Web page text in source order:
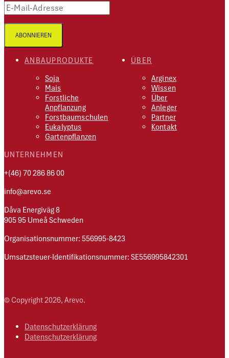
ANBAUPRODUKTE
Soja
Mais
Forstliche
Anpflanzung
Forstbaumschulen
Eukalyptus
Gartenpflanzen
ÜBER
Arginex
Wissen
Über
Anleger
Partner
Kontakt
UNTERNEHMEN
+(46) 70 286 86 00
info@arevo.se
Dåva Energiväg 8
905 95 Umeå Schweden
Organisationsnummer: 556995-8423
Umsatzsteuer-Identifikationsnummer: SE556995842301
E-Mail-Adresse
ABONNIEREN
© Copyright 2026, Arevo.
Datenschutzerklärung
Datenschutzerklärung